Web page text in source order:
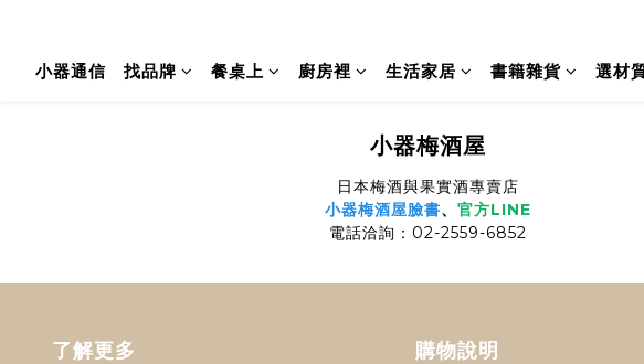
小器通信 找品牌 餐桌上 廚房裡 生活家居 書籍雜貨 選材
小器梅酒屋
日本梅酒與果實酒專賣店
小器梅酒屋臉書、 官方LINE
電話洽詢：02-2559-6852
了解更多 購物說明